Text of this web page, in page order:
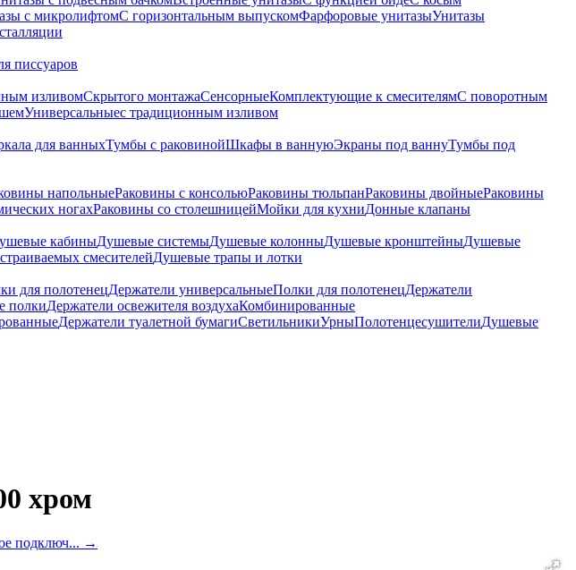
с микролифтомC горизонтальным выпускомФарфоровые унитазыУнитазы
писсуаров
изливомСкрытого монтажаСенсорныеКомплектующие к смесителямС поворотным
Универсальныес традиционным изливом
для ванныхТумбы с раковинойШкафы в ваннуюЭкраны под ваннуТумбы под
напольныеРаковины с консольюРаковины тюльпанРаковины двойныеРаковины
ногахРаковины со столешницейМойки для кухниДонные клапаны
кабиныДушевые системыДушевые колонныДушевые кронштейныДушевые
смесителейДушевые трапы и лотки
для полотенецДержатели универсальныеПолки для полотенецДержатели
полкиДержатели освежителя воздухаКомбинированные
Держатели туалетной бумагиСветильникиУрныПолотенцесушителиДушевые
хром
подключ... →